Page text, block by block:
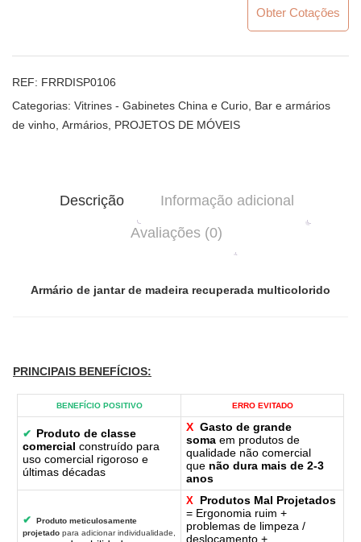
Obter Cotações
REF: FRRDISP0106
Categorias: Vitrines - Gabinetes China e Curio Bar e armários
de vinho Armários PROJETOS DE MÓVEIS
Descrição
Informação adicional
Avaliações (0)
Armário de jantar de madeira recuperada multicolorido
PRINCIPAIS BENEFÍCIOS:
BENEFÍCIO POSITIVO ERRO EVITADO
✔ Produto de classe
comercial construído para
uso comercial rigoroso e
últimas décadas
X Gasto de grande
soma em produtos de
qualidade não comercial
que não dura mais de 2-3
anos
✔
Produto meticulosamente
projetado para adicionar individualidade,
X
Produtos Mal Projetados
= Ergonomia ruim +
problemas de limpeza /
deslocamento +